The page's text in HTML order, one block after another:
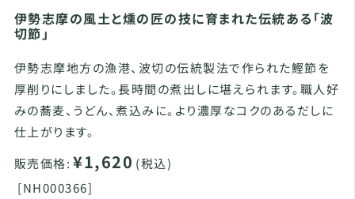
伊勢志摩の風土と燻の匠の技に育まれた伝統ある「波
切節」
伊勢志摩地方の漁港、波切の伝統製法で作られた鰹節を
厚削りにしました。長時間の煮出しに堪えられます。職人好
みの蕎麦、うどん、煮込みに。より濃厚なコクのあるだしに
仕上がります。
販売価格: ¥1,620 (税込)
[NH000366]